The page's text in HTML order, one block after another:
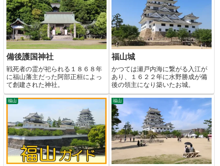
備後護国神社
戦死者の霊が祀られる１８６８年
に福山藩主だった阿部正桓によっ
て創建された神社。
福山城
かつては瀬戸内海に繋がる入江が
あり、１６２２年に水野勝成が備
後の領主になり築いたお城。
福山 福山